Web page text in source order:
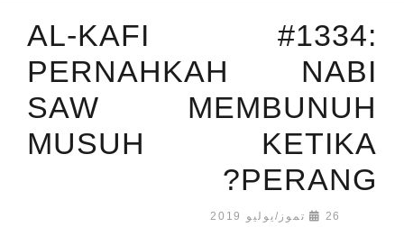
AL-KAFI #1334:
PERNAHKAH NABI
SAW MEMBUNUH
MUSUH KETIKA
PERANG?
26 تموز/يوليو 2019